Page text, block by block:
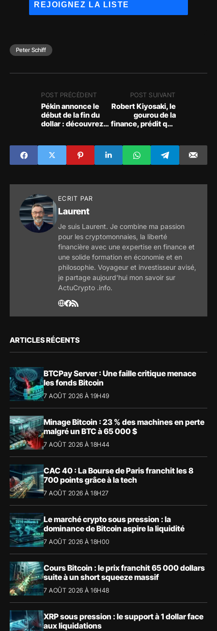
Peter Schiff
POST PRÉCÉDENT
Pékin annonce le
début de la fin du
dollar : découvrez
grâce au Bitcoin !
POST SUIVANT
Robert Kiyosaki, le
gourou de la
finance, prédit que
millions -
Découvrez
pourquoi !
ECRIT PAR
Laurent
Je suis Laurent. Je combine ma passion
pour les cryptomonnaies, la liberté
financière avec une expertise en finance et
une solide formation en économie et en
philosophie. Voyageur et investisseur avisé,
je partage aujourd'hui mon savoir sur
ActuCrypto .info.
ARTICLES RÉCENTS
BTCPay Server : Une faille critique menace
les fonds Bitcoin
7 AOÛT 2026 À 19H49
Minage Bitcoin : 23 % des machines en perte
malgré un BTC à 65 000 $
7 AOÛT 2026 À 18H44
CAC 40 : La Bourse de Paris franchit les 8
700 points grâce à la tech
7 AOÛT 2026 À 18H27
Le marché crypto sous pression : la
dominance de Bitcoin aspire la liquidité
7 AOÛT 2026 À 18H00
Cours Bitcoin : le prix franchit 65 000 dollars
suite à un short squeeze massif
7 AOÛT 2026 À 16H48
XRP sous pression : le support à 1 dollar face
aux liquidations